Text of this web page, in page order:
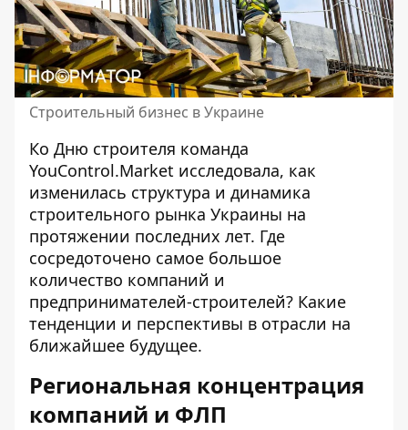
Строительный бизнес в Украине
Ко Дню строителя команда
YouControl.Market исследовала, как
изменилась структура и динамика
строительного рынка Украины на
протяжении последних лет. Где
сосредоточено самое большое
количество компаний и
предпринимателей-строителей? Какие
тенденции и перспективы в отрасли на
ближайшее будущее.
Региональная концентрация
компаний и ФЛП